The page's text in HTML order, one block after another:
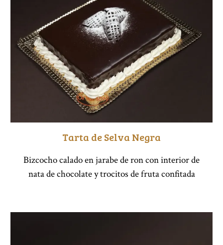
Tarta de Selva Negra
Bizcocho calado en jarabe de ron con interior de
nata de chocolate y trocitos de fruta confitada